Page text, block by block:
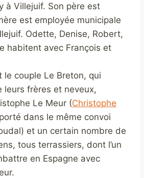
à Villejuif. Son père est
est employée municipale
Odette, Denise, Robert,
habitent avec François et
le couple Le Breton, qui
leurs frères et neveux,
Le Meur (Christophe
dans le même convoi
et un certain nombre de
tous terrassiers, dont l’un
en Espagne avec